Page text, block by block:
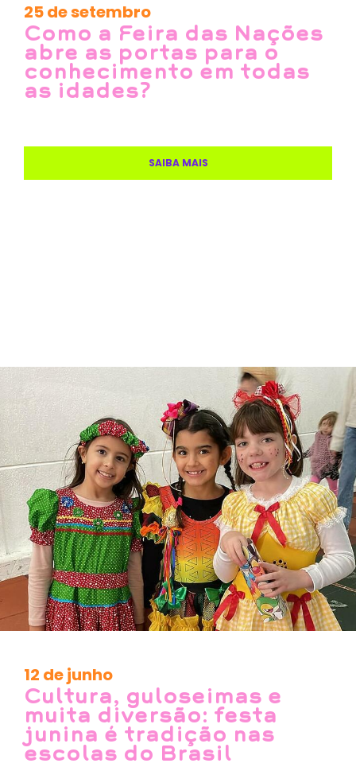
25 de setembro
Como a Feira das Nações
abre as portas para o
conhecimento em todas
as idades?
SAIBA MAIS
12 de junho
Cultura, guloseimas e
muita diversão: festa
junina é tradição nas
escolas do Brasil